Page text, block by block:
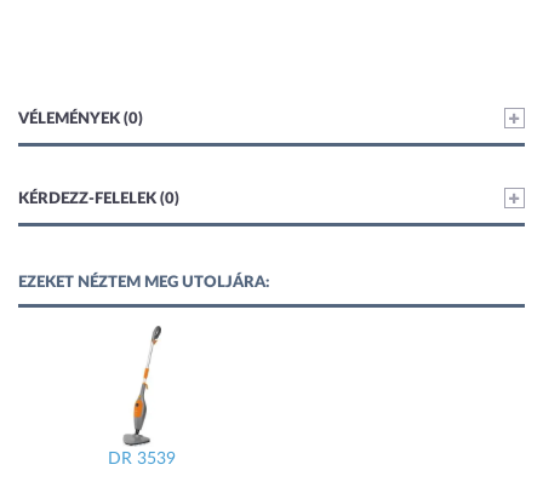
VÉLEMÉNYEK (0)
KÉRDEZZ-FELELEK (0)
EZEKET NÉZTEM MEG UTOLJÁRA:
DR 3539